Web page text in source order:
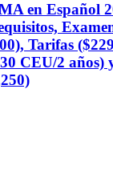
en Español
Tarifas
CEU/2 años)